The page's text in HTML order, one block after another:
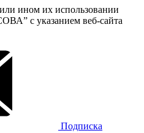
ином их использовании
с указанием веб-сайта
Подписка